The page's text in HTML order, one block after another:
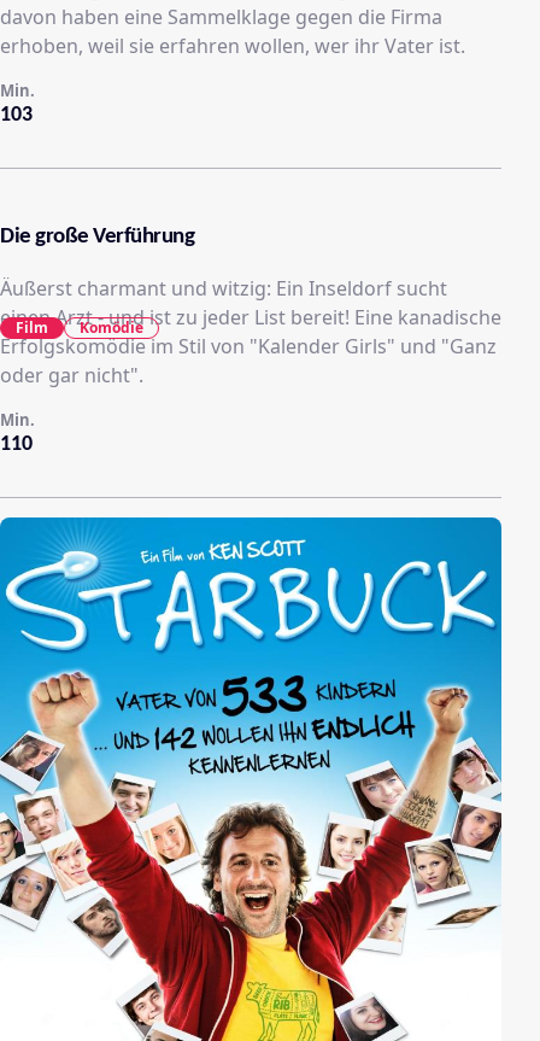
davon haben eine Sammelklage gegen die Firma
erhoben, weil sie erfahren wollen, wer ihr Vater ist.
103
Min.
Die große Verführung
Äußerst charmant und witzig: Ein Inseldorf sucht
einen Arzt - und ist zu jeder List bereit! Eine kanadische
Erfolgskomödie im Stil von "Kalender Girls" und "Ganz
oder gar nicht".
110
Min.
Film Komödie